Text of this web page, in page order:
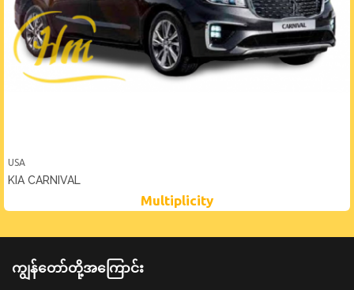
USA
KIA CARNIVAL
Multiplicity
ကျွန်တော်တို့အကြောင်း